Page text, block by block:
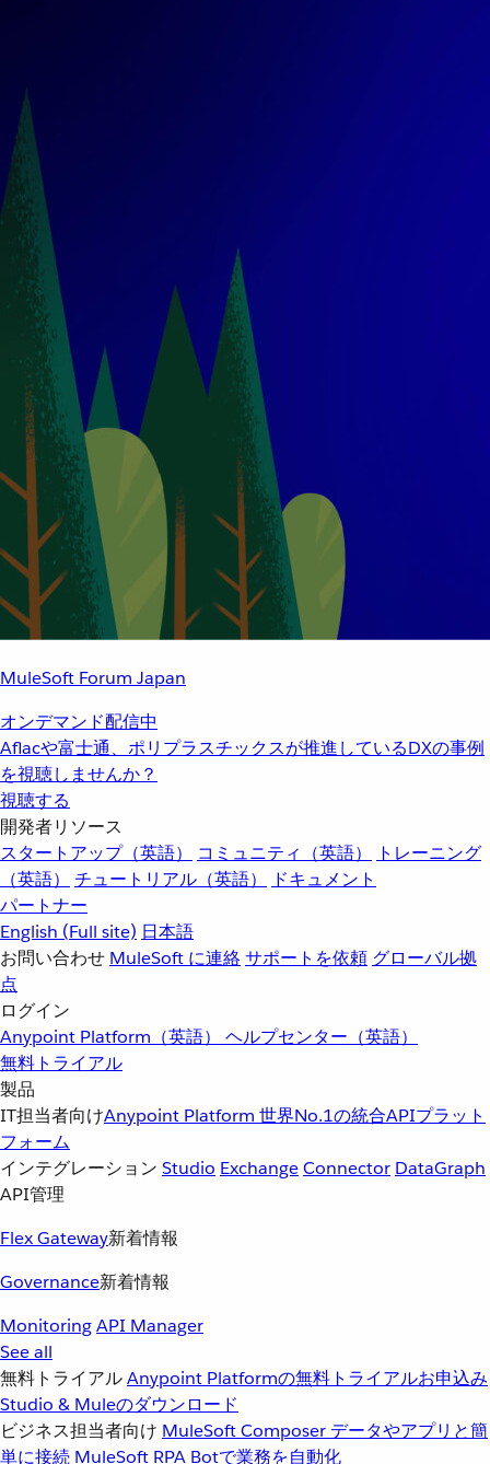
MuleSoft Forum Japan
オンデマンド配信中
Aflacや富士通、ポリプラスチックスが推進しているDXの事例
を視聴しませんか？
視聴する
開発者リソース
スタートアップ（英語）
コミュニティ（英語）
トレーニング
（英語）
チュートリアル（英語）
ドキュメント
パートナー
English (Full site) 日本語
お問い合わせ MuleSoft に連絡サポートを依頼 グローバル拠
点
ログイン
Anypoint Platform（英語） ヘルプセンター（英語）
無料トライアル
製品
IT担当者向けAnypoint Platform 世界No.1の統合APIプラット
フォーム
インテグレーション Studio ExchangeConnector DataGraph
API管理
Flex Gateway新着情報
Governance新着情報
MonitoringAPI Manager
See all
無料トライアルAnypoint Platformの無料トライアルお申込み
Studio & Muleのダウンロード
ビジネス担当者向け MuleSoft Composer データやアプリと簡
単に接続 MuleSoft RPA Botで業務を自動化